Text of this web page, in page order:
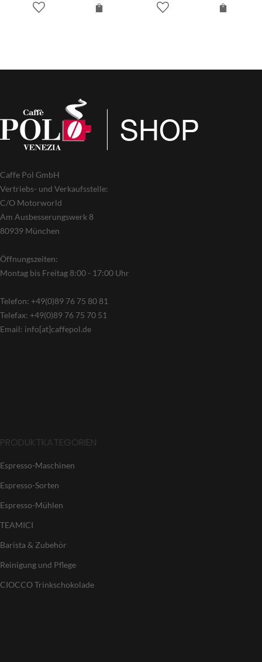
Caffe Pol GmbH
Vertriebs- und Verkaufsstelle:
C/O Motorworld
Am Ausbesserungswerk 8
80939 München
Öffnungszeiten:
Montag bis Freitag 8:00 - 17:00 Uhr
Telefon: +49(0)89 76 75 80 81
Telefax: +49(0)89 76 75 70 51
Email: info[at]caffepol.de
PRODUKTKATEGORIEN
Espresso-Maschinen
Espresso-Sorten
Espresso-Mühlen
TEAMICI
Barista & Zubehör
Reinigung und Pflege
CIOCCO Trinkschokolade